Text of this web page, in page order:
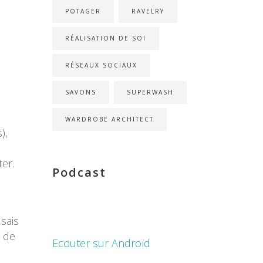
de
POTAGER RAVELRY
RÉALISATION DE SOI
RÉSEAUX SOCIAUX
SAVONS SUPERWASH
WARDROBE ARCHITECT
Podcast
Ecouter sur Androïd